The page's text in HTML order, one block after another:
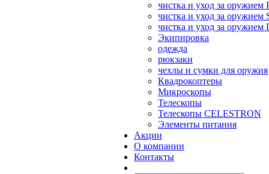
чистка и уход за оружием
чистка и уход за оружием
чистка и уход за
Экипировка
одежда
рюкзаки
чехлы и сумки для оружия
Квадрокоптеры
Микроскопы
Телескопы
Телескопы CELESTRON
Элементы питания
Акции
О компании
Контакты